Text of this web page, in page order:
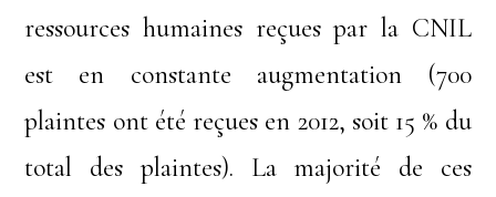
ressources humaines reçues par la CNIL
est en constante augmentation (700
plaintes ont été reçues en 2012, soit 15 % du
total des plaintes). La majorité de ces